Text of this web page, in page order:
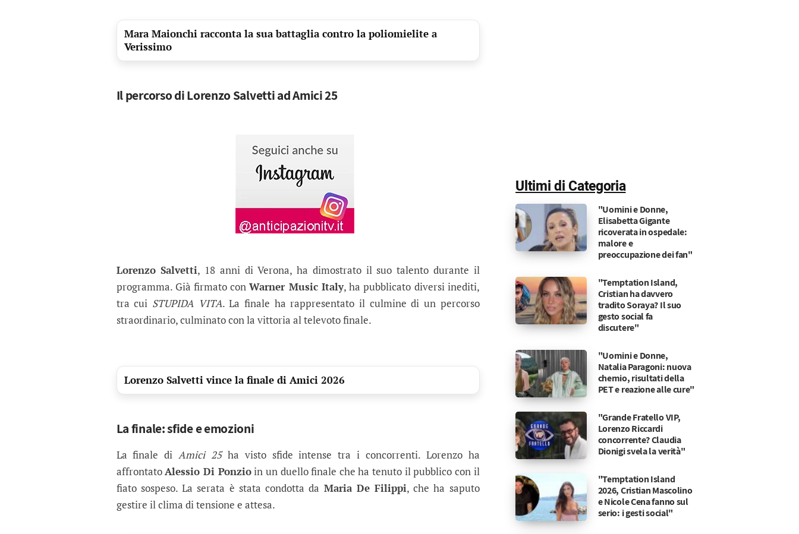
Mara Maionchi racconta la sua battaglia contro la poliomielite a
Verissimo
Il percorso di Lorenzo Salvetti ad Amici 25
Lorenzo Salvetti, 18 anni di Verona, ha dimostrato il suo talento durante il
programma. Già firmato conWarner Music Italy, ha pubblicato diversi inediti,
tra cui STUPIDA VITA. La finale ha rappresentato il culmine di un percorso
straordinario, culminato con la vittoria al televoto finale.
Lorenzo Salvetti vince la finale di Amici 2026
La finale: sfide e emozioni
La finale diAmici 25ha visto sfide intense tra i concorrenti. Lorenzo ha
affrontatoAlessio Di Ponzioin un duello finale che ha tenuto il pubblico con il
fiato sospeso. La serata è stata condotta da Maria De Filippi, che ha saputo
gestire il clima di tensione e attesa.
Ultimi di Categoria
"Uomini e Donne,
Elisabetta Gigante
ricoverata in ospedale:
malore e
preoccupazione dei fan"
"Temptation Island,
Cristian ha davvero
tradito Soraya? Il suo
gesto social fa
discutere"
"Uomini e Donne,
Natalia Paragoni: nuova
chemio, risultati della
PET e reazione alle cure"
"Grande Fratello VIP,
Lorenzo Riccardi
concorrente? Claudia
Dionigi svela la verità"
"Temptation Island
2026, Cristian Mascolino
e Nicole Cena fanno sul
serio: i gesti social"